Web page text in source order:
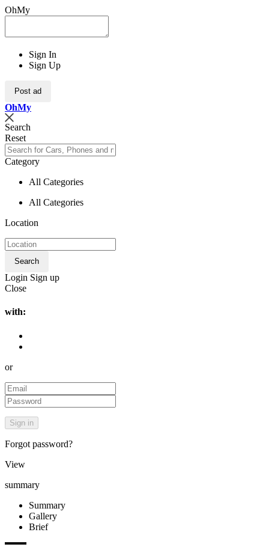
OhMy
Sign In
Sign Up
Post ad
OhMy
Search
Reset
Category
All Categories
All Categories
Location
Search
Login Sign up
Close
with:
or
Forgot password?
View
summary
Summary
Gallery
Brief